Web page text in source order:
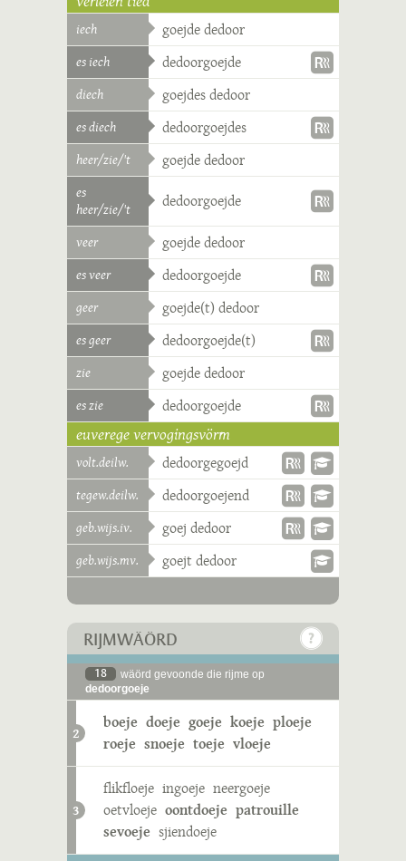
iech goejde dedoor
es iech dedoorgoejde
diech goejdes dedoor
es diech dedoorgoejdes
heer/zie/'t goejde dedoor
es
heer/zie/'t
dedoorgoejde
veer goejde dedoor
es veer dedoorgoejde
geer goejde(t) dedoor
es geer dedoorgoejde(t)
zie goejde dedoor
es zie dedoorgoejde
euverege vervogingsvörm
volt.deilw. dedoorgegoejd
tegew.deilw. dedoorgoejend
geb.wijs.iv. goej dedoor
geb.wijs.mv. goejt dedoor
RIJMWÄÖRD
18
wäörd gevoonde die rijme op
dedoorgoeje
2
boeje doeje goeje koeje ploeje
roeje snoeje toeje vloeje
3
flikfloeje ingoeje neergoeje
oetvloeje oontdoeje patrouille
sevoeje sjiendoeje